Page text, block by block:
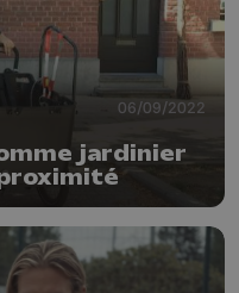
06/09/2022
jardinier